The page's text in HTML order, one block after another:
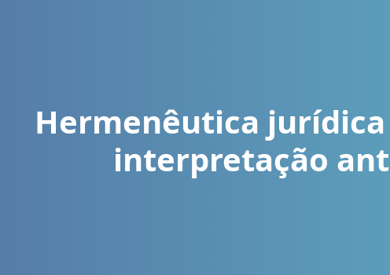
Hermenêutica
interpretação